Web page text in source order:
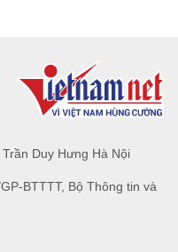
Duy Hưng Hà Nội
BTTTT, Bộ Thông tin và